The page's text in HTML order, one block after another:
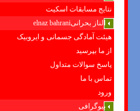
نتایج مسابقات اسکیت
الناز بحرانیelnaz bahrani
هیئت آمادگی جسمانی و ایروبیک
از ما بپرسید
پاسخ سوالات متداول
تماس با ما
ورود
بیوگرافی